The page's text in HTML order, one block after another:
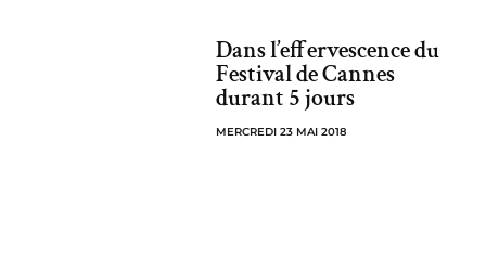
Dans l’effervescence du
Festival de Cannes
durant 5 jours
MERCREDI 23 MAI 2018